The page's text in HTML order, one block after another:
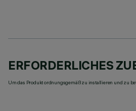
ERFORDERLICHES
Um das Produkt ordnungsgemäß zu installieren und zu